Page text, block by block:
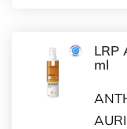
LRP
ml